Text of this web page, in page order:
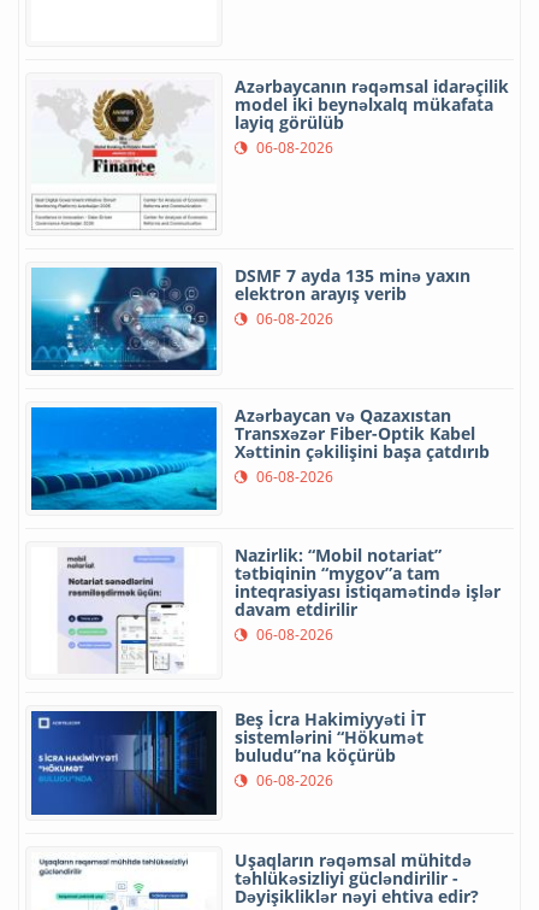
Azərbaycanın rəqəmsal idarəçilik
model iki beynəlxalq mükafata
layiq görülüb
06-08-2026
DSMF 7 ayda 135 minə yaxın
elektron arayış verib
06-08-2026
Azərbaycan və Qazaxıstan
Transxəzər Fiber-Optik Kabel
Xəttinin çəkilişini başa çatdırıb
06-08-2026
Nazirlik: “Mobil notariat”
tətbiqinin “mygov”a tam
inteqrasiyası istiqamətində işlər
davam etdirilir
06-08-2026
Beş İcra Hakimiyyəti İT
sistemlərini “Hökumət
buludu”na köçürüb
06-08-2026
Uşaqların rəqəmsal mühitdə
təhlükəsizliyi gücləndirilir -
Dəyişikliklər nəyi ehtiva edir?